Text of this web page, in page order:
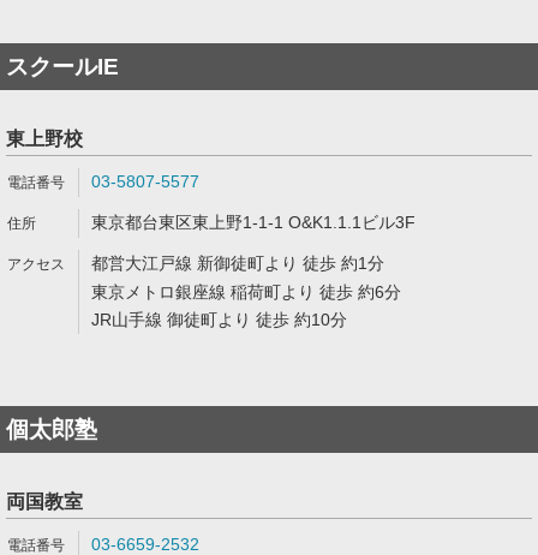
スクールIE
東上野校
03-5807-5577
東京都台東区東上野1-1-1 O&K1.1.1ビル3F
都営大江戸線 新御徒町より 徒歩 約1分
東京メトロ銀座線 稲荷町より 徒歩 約6分
JR山手線 御徒町より 徒歩 約10分
個太郎塾
両国教室
03-6659-2532